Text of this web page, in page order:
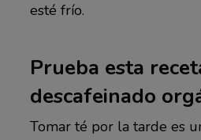
esté frío.
Prueba esta
descafeinado
Tomar té por la tarde es